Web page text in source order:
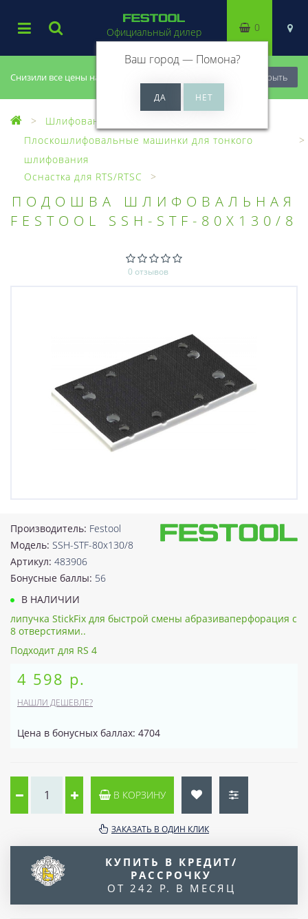
Снизили все цены на 20%, успей купить! Закрыть
Официальный дилер
Ваш город — Помона?
0
Шлифование
Плоскошлифовальные машинки для тонкого
шлифования
Оснастка для RTS/RTSC
ПОДОШВА ШЛИФОВАЛЬНАЯ
FESTOOL SSH-STF-80X130/8
0 отзывов
Производитель: Festool
Модель: SSH-STF-80x130/8
Артикул: 483906
Бонусные баллы: 56
В НАЛИЧИИ
липучка StickFix для быстрой смены абразиваперфорация с
8 отверстиями..
Подходит для RS 4
4 598 р.
НАШЛИ ДЕШЕВЛЕ?
Цена в бонусных баллах: 4704
В КОРЗИНУ
ЗАКАЗАТЬ В ОДИН КЛИК
КУПИТЬ В КРЕДИТ/
РАССРОЧКУ
ОТ 242 Р. В МЕСЯЦ